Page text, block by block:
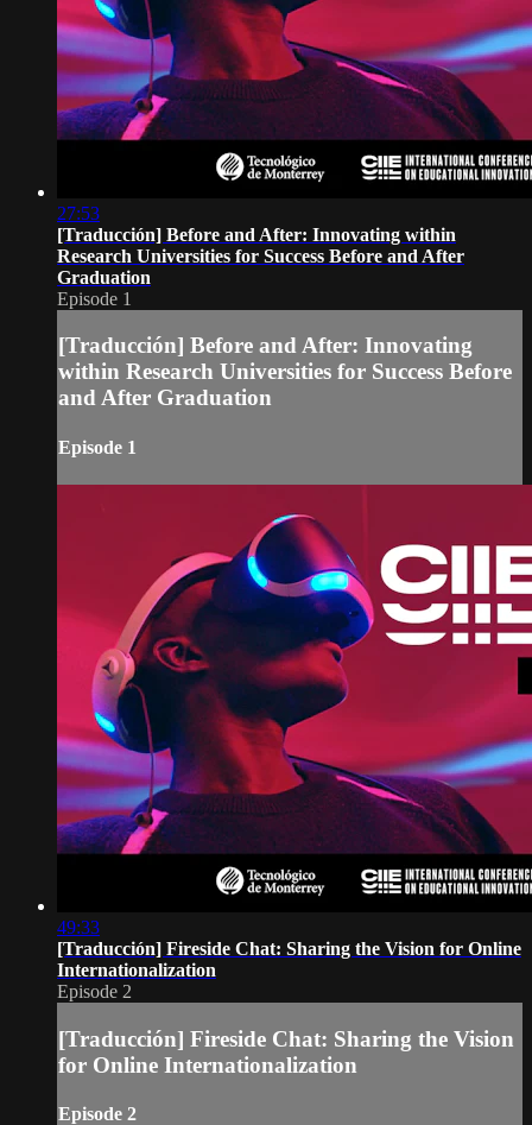
27:53
[Traducción] Before and After: Innovating within
Research Universities for Success Before and After
Graduation
Episode 1
[Traducción] Before and After: Innovating
within Research Universities for Success Before
and After Graduation
Episode 1
49:33
[Traducción] Fireside Chat: Sharing the Vision for Online
Internationalization
Episode 2
[Traducción] Fireside Chat: Sharing the Vision
for Online Internationalization
Episode 2